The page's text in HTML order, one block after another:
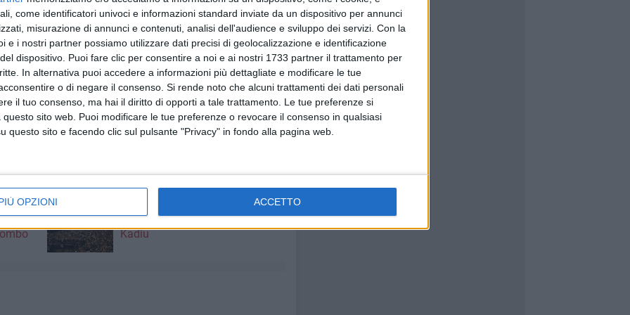
come identificatori univoci e informazioni standard inviate da un dispositivo per annunci
misurazione di annunci e contenuti, analisi dell'audience e sviluppo dei servizi. Con la
e i nostri partner possiamo utilizzare dati precisi di geolocalizzazione e identificazione
dispositivo. Puoi fare clic per consentire a noi e ai nostri 1733 partner il trattamento per
In alternativa puoi accedere a informazioni più dettagliate e modificare le tue
o di negare il consenso. Si rende noto che alcuni trattamenti dei dati personali
il tuo consenso, ma hai il diritto di opporti a tale trattamento. Le tue preferenze si
sito web. Puoi modificare le tue preferenze o revocare il consenso in qualsiasi
questo sito e facendo clic sul pulsante "Privacy" in fondo alla pagina web.
OPZIONI ACCETTO
giorni, che lasciano nello perplesso più d'uno.
stampa frizzante del direttore Ciro Polito, alla
possa fugare i dubbi di più di un addetto ai lavori
troppo presto per parlare di questi aspetti, con
però chiarezza e meno silenzi, questo sì, per ridare
di Pavoletti ed ora dall'addio di un idolo
35° anniversario sbarco Vlora, il
sindaco di Bari incontra Kledi
Kadiu